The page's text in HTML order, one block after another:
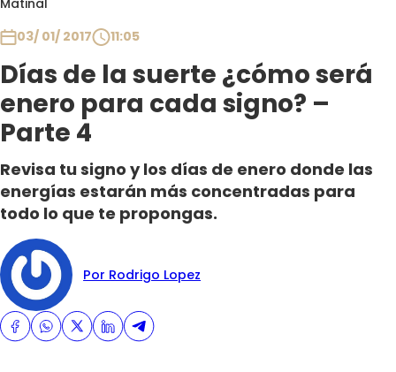
Matinal
03/ 01/ 2017
11:05
Días de la suerte ¿cómo será
enero para cada signo? –
Parte 4
Revisa tu signo y los días de enero donde las
energías estarán más concentradas para
todo lo que te propongas.
Por Rodrigo Lopez
Contigo en Directo
Plan Perfecto
Sabingo
Todos Los Programas